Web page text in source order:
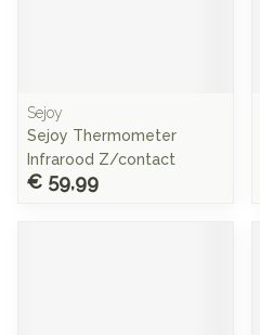
Sejoy
Sejoy Thermometer
Infrarood Z/contact
€ 59,99